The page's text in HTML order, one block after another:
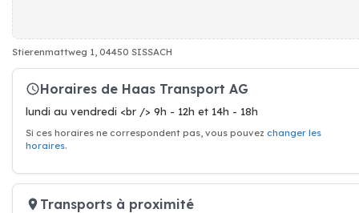
Stierenmattweg 1, 04450 SISSACH
Horaires de Haas Transport AG
lundi au vendredi <br /> 9h - 12h et 14h - 18h
Si ces horaires ne correspondent pas, vous pouvez changer les
horaires.
Transports à proximité